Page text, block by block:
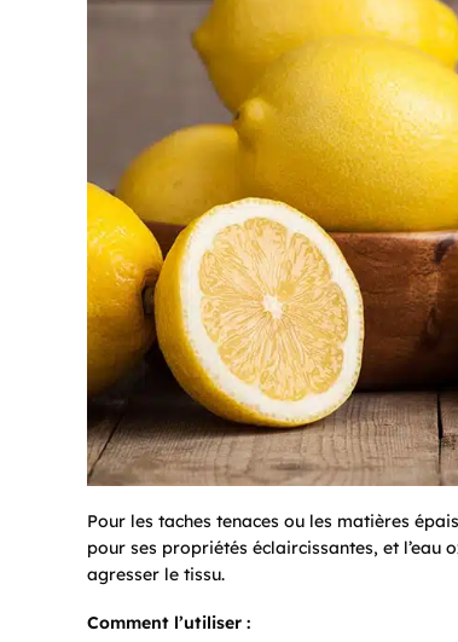
Pour les taches tenaces ou les matières
pour ses propriétés éclaircissantes, et l’eau
agresser le tissu.
Comment l’utiliser :